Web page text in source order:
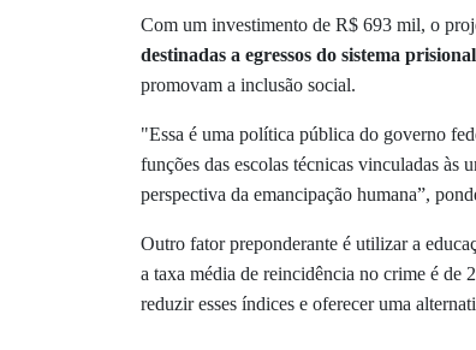
Com um investimento de R$ 693 mil, o
destinadas a egressos do sistema
promovam a inclusão social.
"Essa é uma política pública do governo
funções das escolas técnicas vinculadas
perspectiva da emancipação humana”,
Outro fator preponderante é utilizar a
a taxa média de reincidência no crime é de
reduzir esses índices e oferecer uma